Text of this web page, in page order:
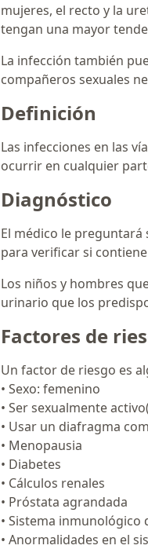
mujeres, el recto y la
tengan una mayor
La infección también
compañeros sexuales
Definición
Las infecciones en las
ocurrir en cualquier
Diagnóstico
El médico le
para verificar si
Los niños y hombres
urinario que los
Factores de
Un factor de riesgo es
• Sexo: femenino
• Ser sexualmente
• Usar un diafragma
• Menopausia
• Diabetes
• Cálculos renales
• Próstata agrandada
• Sistema inmunológico
• Anormalidades en el